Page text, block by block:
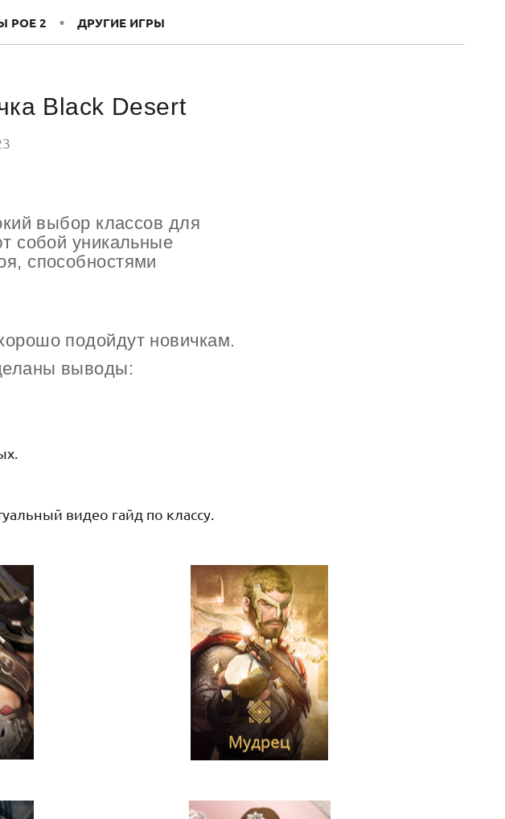
POE 2 ДРУГИЕ ИГРЫ
Black Desert
выбор классов для
собой уникальные
способностями
подойдут новичкам.
выводы:
видео гайд по классу.